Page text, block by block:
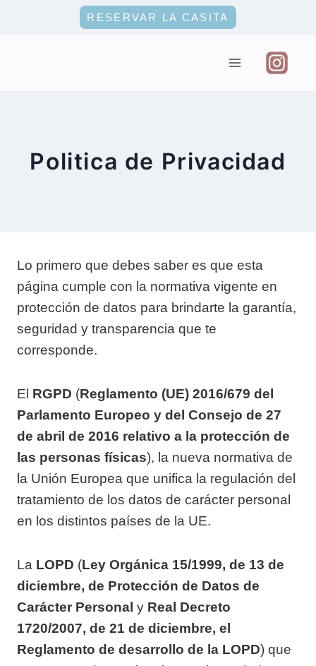
RESERVAR LA CASITA
Politica de Privacidad
Lo primero que debes saber es que esta
página cumple con la normativa vigente en
protección de datos para brindarte la garantía,
seguridad y transparencia que te
corresponde.
El RGPD (Reglamento (UE) 2016/679 del
Parlamento Europeo y del Consejo de 27
de abril de 2016 relativo a la protección de
las personas físicas), la nueva normativa de
la Unión Europea que unifica la regulación del
tratamiento de los datos de carácter personal
en los distintos países de la UE.
La LOPD (Ley Orgánica 15/1999, de 13 de
diciembre, de Protección de Datos de
Carácter Personal y Real Decreto
1720/2007, de 21 de diciembre, el
Reglamento de desarrollo de la LOPD) que